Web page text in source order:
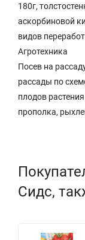
180г,
аскорбиновой
видов
Агротехника
Посев на
рассады по
плодов
прополка,
Сидс,